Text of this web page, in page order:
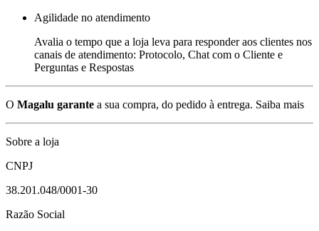
Agilidade no atendimento
Avalia o tempo que a loja leva para responder aos clientes nos
canais de atendimento: Protocolo, Chat com o Cliente e
Perguntas e Respostas
O Magalu garante a sua compra, do pedido à entrega. Saiba mais
Sobre a loja
CNPJ
38.201.048/0001-30
Razão Social